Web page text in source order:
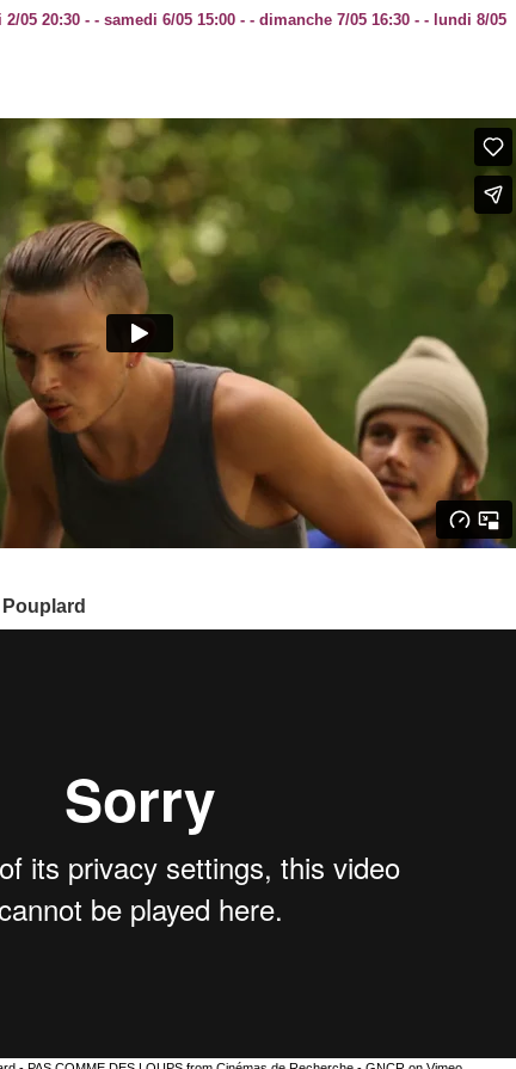
05 20:30 - - samedi 6/05 15:00 - - dimanche 7/05 16:30 - - lundi 8/05